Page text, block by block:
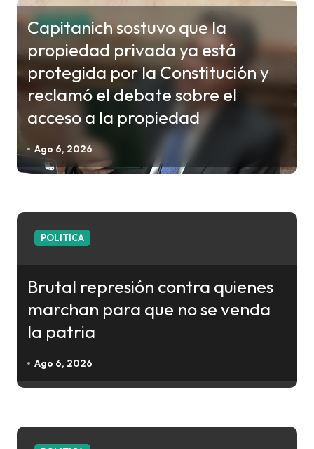
c
ó
n
d
n
a
POLITICA
Capitanich sostuvo que la
propiedad privada ya está
protegida por la Constitución y
reclamó el debate sobre el
acceso a la propiedad
Ago 6, 2026
POLITICA
Brutal represión contra quienes
marchan para que no se venda
la patria
Ago 6, 2026